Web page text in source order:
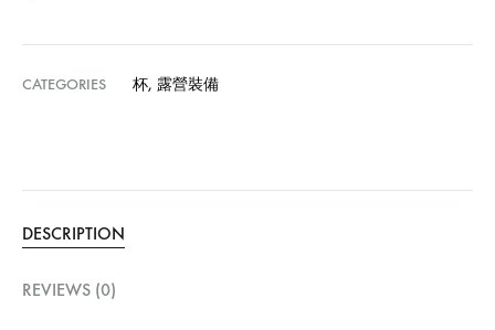
CATEGORIES 杯, 露營裝備
DESCRIPTION
REVIEWS (0)